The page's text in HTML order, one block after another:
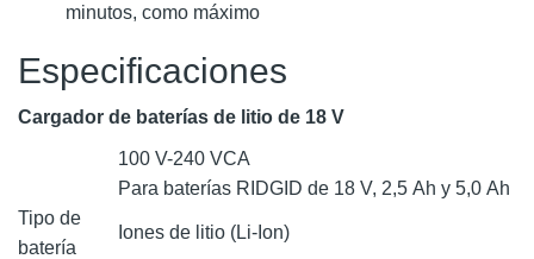
minutos, como máximo
Especificaciones
Cargador de baterías de litio de 18 V
100 V-240 VCA
Para baterías RIDGID de 18 V, 2,5 Ah y 5,0 Ah
Tipo de
batería
Iones de litio (Li-Ion)